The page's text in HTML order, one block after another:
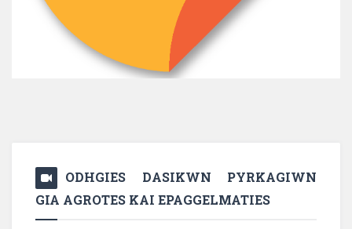
ODHGIES DASIKWN PYRKAGIWN
GIA AGROTES KAI EPAGGELMATIES